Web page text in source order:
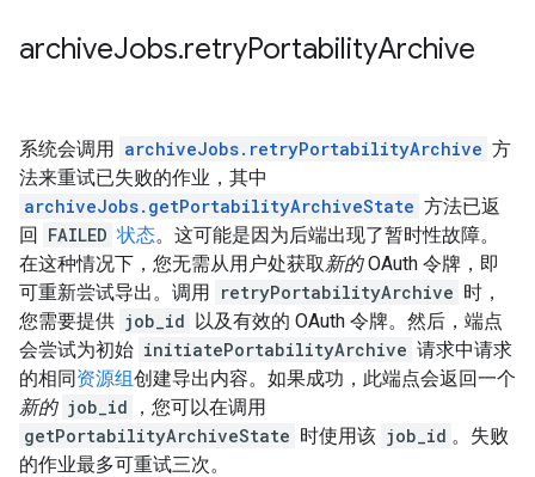
archiveJobs.retryPortabilityArchive
系统会调用 archiveJobs.retryPortabilityArchive 方
法来重试已失败的作业，其中
archiveJobs.getPortabilityArchiveState 方法已返
回 FAILED 状态。这可能是因为后端出现了暂时性故障。
在这种情况下，您无需从用户处获取新的OAuth 令牌，即
可重新尝试导出。调用 retryPortabilityArchive 时，
您需要提供 job_id 以及有效的 OAuth 令牌。然后，端点
会尝试为初始 initiatePortabilityArchive 请求中请求
的相同资源组创建导出内容。如果成功，此端点会返回一个
新的 job_id
，您可以在调用
getPortabilityArchiveState 时使用该 job_id 。失败
的作业最多可重试三次。